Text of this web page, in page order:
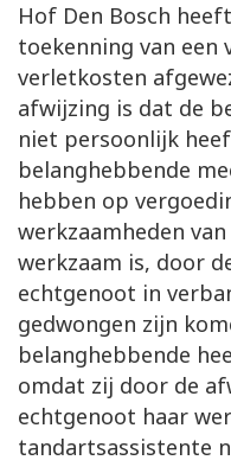
Hof Den Bosch
toekenning van een
verletkosten
afwijzing is dat de
niet persoonlijk
belanghebbende
hebben op
werkzaamheden
werkzaam is, door
echtgenoot in
gedwongen zijn
belanghebbende
omdat zij door de
echtgenoot haar
tandartsassistente